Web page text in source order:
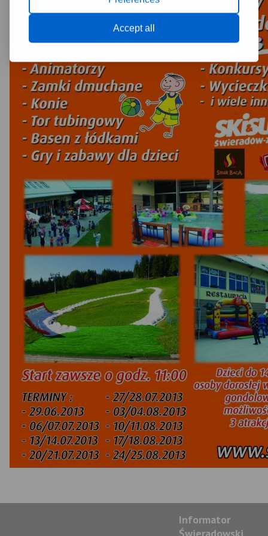
Accept all
Informator
Świeradowski